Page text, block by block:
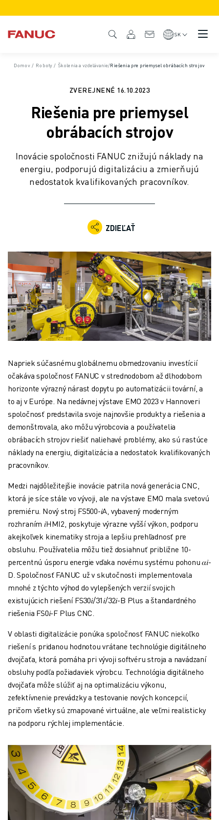
PREHĽAD PRODUKTOV
FUNKCIE/MOŽNOSTI CNC
PRISPÔSOBENIE - CUSTOMIZÁCIA
SIMULÁCIA - DIGITÁLNE DVOJČA
VZDELÁVACIE PRODUKTY CNC
RIEŠENIA NA MODERNIZÁCIU (RETROFIT)
ADVANCED CNC MODELY
ROZSAH ROBOTOV
OVLÁDAČE ROBOTOV - CONTROLLERY
PRÍSLUŠENSTVO K ROBOTOM
SOFTVÉR PRE ROBOTY
SIMULAČNÝ SOFTVÉR
ROBOTICKÉ VZDELÁVACIE BUNKY
ROBOTICKÁ AUTOMATIZÁCIA
ROBOTY PRE OBLÚKOVÉ ZVÁRANIE
SÉRIA ARC MATE
SÉRIA M-900
DELTA ROBOTY
POTRAVINÁRSKE ROBOTY A ROBOTY PRE ČISTÉ PRIESTORY
LAKOVACIE ROBOTY
PALETIZAČNÉ ROBOTY
SCARA ROBOTY
KOMPAKTNÉ CNC STROJE
VYHĽADÁVAČ ROBODRILL
KOMPAKTNÉ CNC STROJE ROBODRILL
TECHNICKÉ VYBAVENIE ROBODRILL
ROBODRILL SOFTVÉR
PREVENTÍVNA ÚDRŽBA PRE ROBODRILL
ROBODRILL UDRŽATEĽNOSŤ
BALÍK ROBODRILL A ROBOT
VZDELÁVACÍ BALÍČEK ROBODRILL
ELEKTRICKÉ VSTREKOVACIE STROJE
VYHĽADÁVAČ ROBOSHOT
ELEKTRICKÉ VSTREKOVACIE STROJE ROBOSHOT
ROBOSHOT TECHNICKÉ VYBAVENIE
ROBOSHOT UDRŽATEĽNOSŤ
BALÍK ROBOSHOT A ROBOT
PREVENTÍVNA ÚDRŽBA ROBOSHOT
CELKOVÉ NÁKLADY NA ROBOSHOT
STROJE NA ELEKTROEROZÍVNE OBRÁBANIE DRÔTOM
ROBOCUT ELEKTROEROZÍVNE OBRÁBANIE DRÔTOM
ROBOCUT TECHNICKÉ VYBAVENIE
ROBOCUT SOFTVÉR
UDRŽATEĽNOSŤ ROBOCUT
RIEŠENIA IIOT
INTELIGENTNÉ TOVÁRENSKÉ RIEŠENIA
INTELIGENTNÉ TOVÁRENSKÉ RIEŠENIA NA ZVÝŠENIE
REGISTRÁCIA PRODUKTU » FANUC PORTAL
PRÍPADOVÉ ŠTÚDIE
SK
Domov / Roboty / Školenia a vzdelávanie/Riešenia pre priemysel obrábacích strojov
ZVEREJNENÉ 16.10.2023
Riešenia pre priemysel
obrábacích strojov
Inovácie spoločnosti FANUC znižujú náklady na
energiu, podporujú digitalizáciu a zmierňujú
nedostatok kvalifikovaných pracovníkov.
ZDIEĽAŤ
Napriek súčasnému globálnemu obmedzovaniu investícií
očakáva spoločnosť FANUC v strednodobom až dlhodobom
horizonte výrazný nárast dopytu po automatizácii tovární, a
to aj v Európe. Na nedávnej výstave EMO 2023 v Hannoveri
spoločnosť predstavila svoje najnovšie produkty a riešenia a
demonštrovala, ako môžu výrobcovia a používatelia
obrábacích strojov riešiť naliehavé problémy, ako sú rastúce
náklady na energiu, digitalizácia a nedostatok kvalifikovaných
pracovníkov.
Medzi najdôležitejšie inovácie patrila nová generácia CNC,
ktorá je síce stále vo vývoji, ale na výstave EMO mala svetovú
premiéru. Nový stroj FS500-𝑖A, vybavený moderným
rozhraním 𝑖HMI2, poskytuje výrazne vyšší výkon, podporu
akejkoľvek kinematiky stroja a lepšiu prehľadnosť pre
obsluhu. Používatelia môžu tiež dosiahnuť približne 10-
percentnú úsporu energie vďaka novému systému pohonu 𝛼𝑖-
D. Spoločnosť FANUC už v skutočnosti implementovala
mnohé z týchto výhod do vylepšených verzií svojich
existujúcich riešení FS30𝑖/31𝑖/32𝑖-B Plus a štandardného
riešenia FS0𝑖-F Plus CNC.
V oblasti digitalizácie ponúka spoločnosť FANUC niekoľko
riešení s pridanou hodnotou vrátane technológie digitálneho
dvojčaťa, ktorá pomáha pri vývoji softvéru stroja a navádzaní
obsluhy podľa požiadaviek výrobcu. Technológia digitálneho
dvojčaťa môže slúžiť aj na optimalizáciu výkonu,
zefektívnenie prevádzky a testovanie nových koncepcií,
pričom všetky sú zmapované virtuálne, ale veľmi realisticky
na podporu rýchlej implementácie.